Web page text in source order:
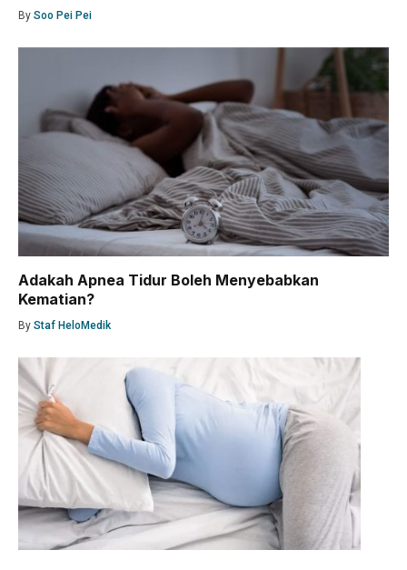
By Soo Pei Pei
Adakah Apnea Tidur Boleh Menyebabkan
Kematian?
By Staf HeloMedik